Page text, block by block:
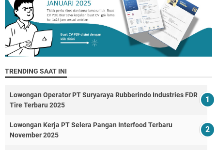
TRENDING SAAT INI
Lowongan Operator PT Suryaraya Rubberindo Industries FDR
Tire Terbaru 2025
Lowongan Kerja PT Selera Pangan Interfood Terbaru
November 2025